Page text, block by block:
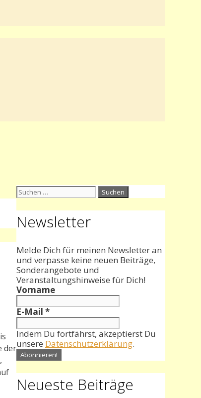
der
Suchen
Newsletter
Melde Dich für meinen Newsletter an
und verpasse keine neuen Beiträge,
Sonderangebote und
Veranstaltungshinweise für Dich!
Vorname
E-Mail *
Indem Du fortfährst, akzeptierst Du
unsere Datenschutzerklärung.
Neueste Beiträge